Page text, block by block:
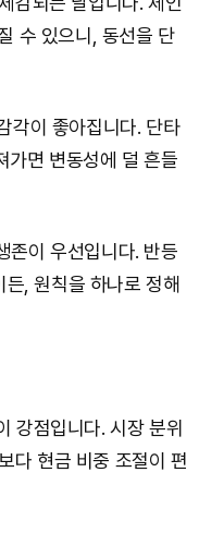
수 있으니, 동선을 단
각이 좋아집니다. 단타
가면 변동성에 덜 흔들
이 우선입니다. 반등
, 원칙을 하나로 정해
강점입니다. 시장 분위
다 현금 비중 조절이 편